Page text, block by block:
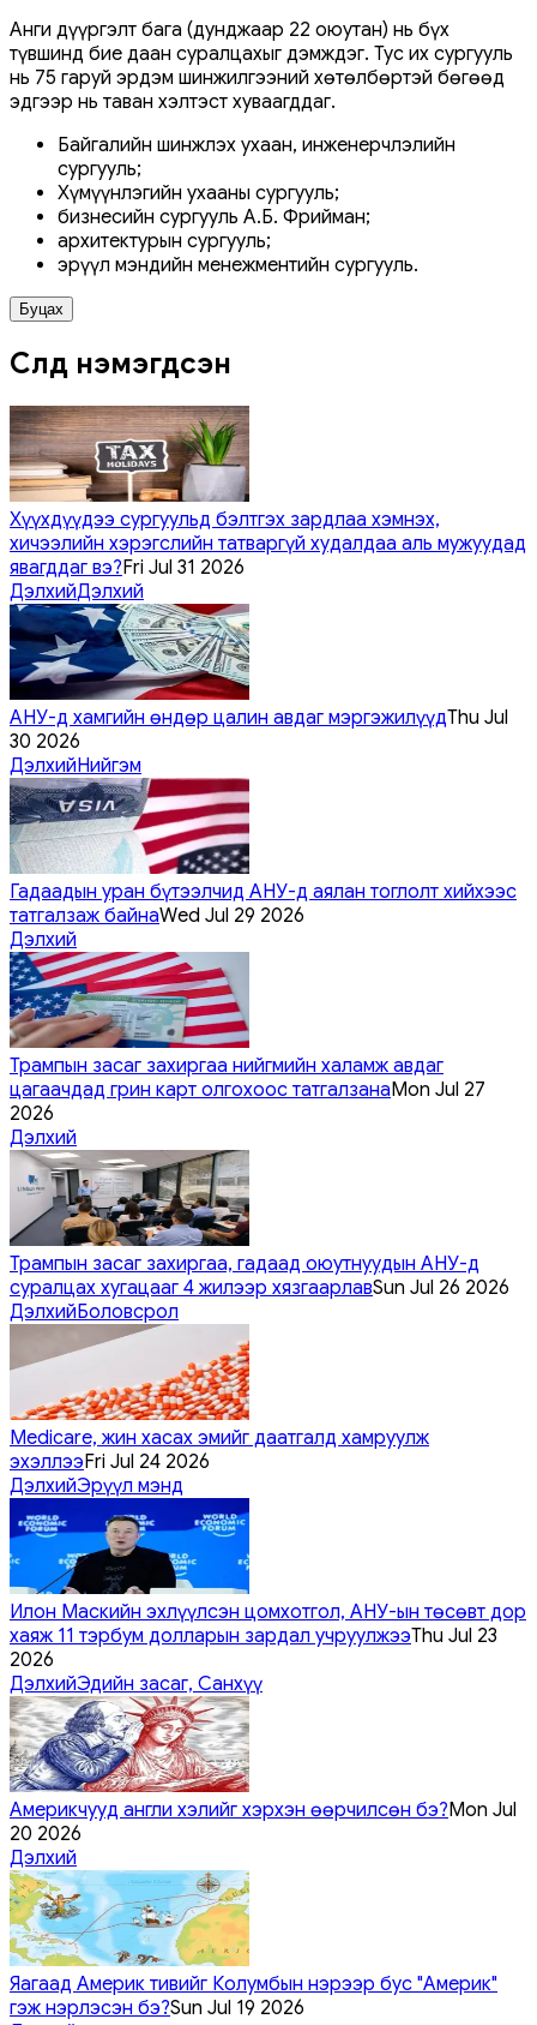
Анги дүүргэлт бага (дунджаар 22 оюутан) нь бүх
түвшинд бие даан суралцахыг дэмждэг. Тус их сургууль
нь 75 гаруй эрдэм шинжилгээний хөтөлбөртэй бөгөөд
эдгээр нь таван хэлтэст хуваагддаг.
Байгалийн шинжлэх ухаан, инженерчлэлийн
сургууль;
Хүмүүнлэгийн ухааны сургууль;
бизнесийн сургууль А.Б. Фрийман;
архитектурын сургууль;
эрүүл мэндийн менежментийн сургууль.
Буцах
Сүүлд нэмэгдсэн
Хүүхдүүдээ сургуульд бэлтгэх зардлаа хэмнэх,
хичээлийн хэрэгслийн татваргүй худалдаа аль мужуудад
явагддаг вэ?Fri Jul 31 2026
ДэлхийДэлхий
АНУ-д хамгийн өндөр цалин авдаг мэргэжилүүдThu Jul
30 2026
ДэлхийНийгэм
Гадаадын уран бүтээлчид АНУ-д аялан тоглолт хийхээс
татгалзаж байнаWed Jul 29 2026
Дэлхий
Трампын засаг захиргаа нийгмийн халамж авдаг
цагаачдад грин карт олгохоос татгалзанаMon Jul 27
2026
Дэлхий
Трампын засаг захиргаа, гадаад оюутнуудын АНУ-д
суралцах хугацааг 4 жилээр хязгаарлавSun Jul 26 2026
ДэлхийБоловсрол
Medicare, жин хасах эмийг даатгалд хамруулж
эхэллээFri Jul 24 2026
ДэлхийЭрүүл мэнд
Илон Маскийн эхлүүлсэн цомхотгол, АНУ-ын төсөвт дор
хаяж 11 тэрбум долларын зардал учруулжээThu Jul 23
2026
ДэлхийЭдийн засаг, Санхүү
Америкчууд англи хэлийг хэрхэн өөрчилсөн бэ?Mon Jul
20 2026
Дэлхий
Яагаад Америк тивийг Колумбын нэрээр бус "Америк"
гэж нэрлэсэн бэ?Sun Jul 19 2026